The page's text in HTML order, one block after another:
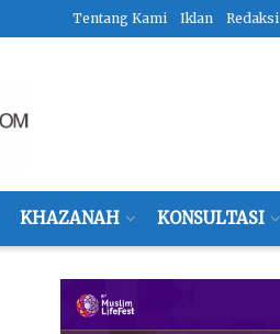
Tentang Kami Iklan Redaksi
KHAZANAH KONSULTASI